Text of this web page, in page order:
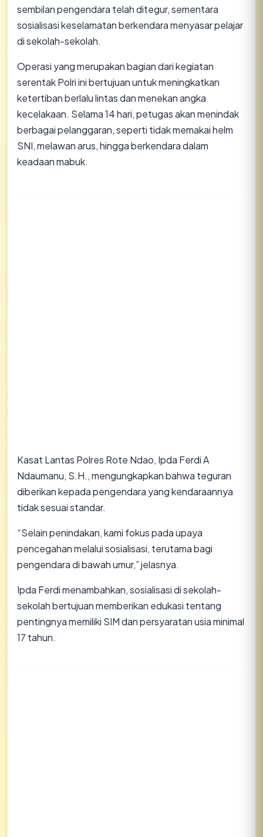
sembilan pengendara telah ditegur, sementara
sosialisasi keselamatan berkendara menyasar pelajar
di sekolah-sekolah.
Operasi yang merupakan bagian dari kegiatan
serentak Polri ini bertujuan untuk meningkatkan
ketertiban berlalu lintas dan menekan angka
kecelakaan. Selama 14 hari, petugas akan menindak
berbagai pelanggaran, seperti tidak memakai helm
SNI, melawan arus, hingga berkendara dalam
keadaan mabuk.
Kasat Lantas Polres Rote Ndao, Ipda Ferdi A
Ndaumanu, S.H., mengungkapkan bahwa teguran
diberikan kepada pengendara yang kendaraannya
tidak sesuai standar.
“Selain penindakan, kami fokus pada upaya
pencegahan melalui sosialisasi, terutama bagi
pengendara di bawah umur,” jelasnya.
Ipda Ferdi menambahkan, sosialisasi di sekolah-
sekolah bertujuan memberikan edukasi tentang
pentingnya memiliki SIM dan persyaratan usia minimal
17 tahun.